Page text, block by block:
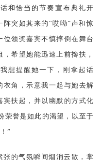
和恰当的节奏宣布典礼开
突如其来的“哎呦”声和惊
领奖嘉宾不慎摔倒在舞台
希望她能迅速上前搀扶，
想提醒她一下，刚拿起话
衣角，示意我一起与她去解
宾扶起，并以幽默的方式化
荣誉是如此的渴望，以至于
”
张的气氛瞬间烟消云散，掌